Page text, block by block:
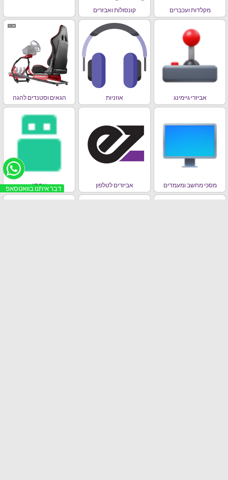
מקלדות ועכברים קונסולות ואבזרים
אביזרי גיימינג אוזניות הגאים וסטנדים להגה
מסכי מחשב ומעמדים אביזרים לטלפון אחסון